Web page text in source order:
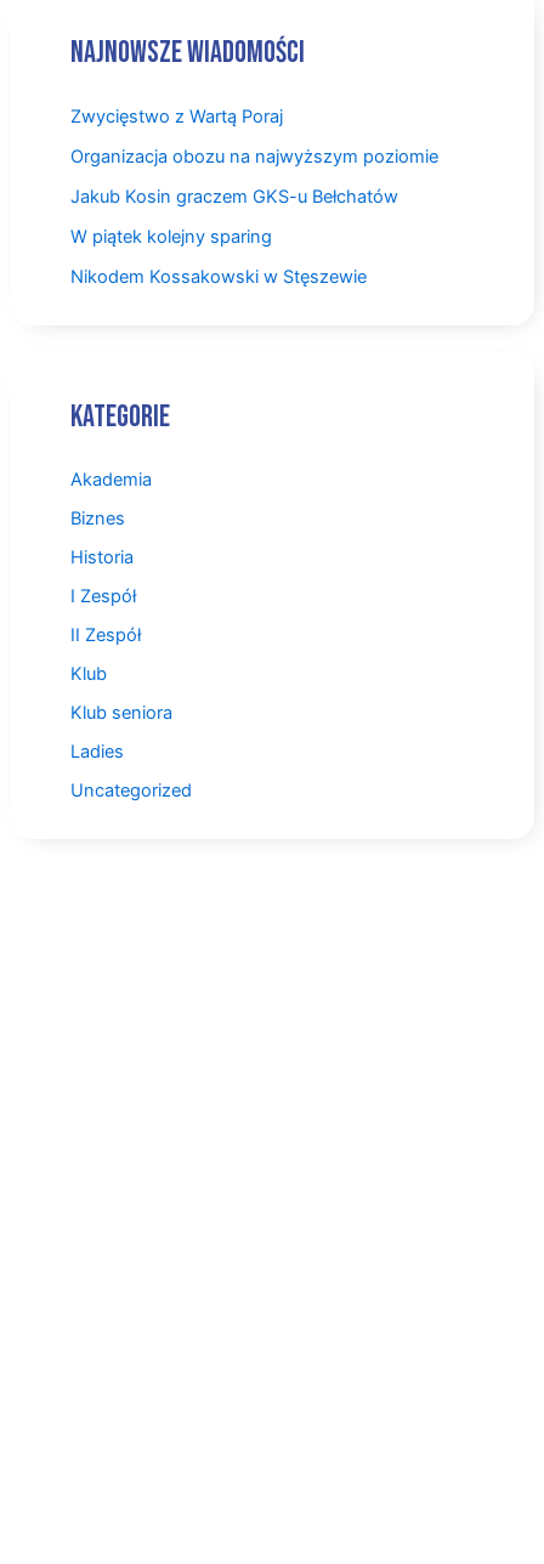
Najnowsze wiadomości
Zwycięstwo z Wartą Poraj
Organizacja obozu na najwyższym poziomie
Jakub Kosin graczem GKS-u Bełchatów
W piątek kolejny sparing
Nikodem Kossakowski w Stęszewie
Kategorie
Akademia
Biznes
Historia
I Zespół
II Zespół
Klub
Klub seniora
Ladies
Uncategorized